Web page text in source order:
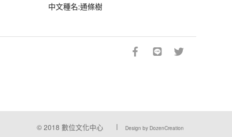
中文種名:通條樹
© 2018 數位文化中心 Design by DozenCreation